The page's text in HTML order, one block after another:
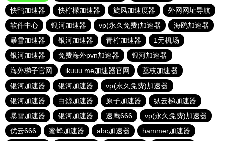
快鸭加速器
快柠檬加速器 旋风加速度器
外网网址导航
软件中心
银河加速器 vp(永久免费)加速器
海鸥加速器
暴雪加速器
银河加速器 青柠加速器
1元机场
银河加速器
免费海外pvn加速器
银河加速器
海外梯子官网
ikuuu.me加速器官网
荔枝加速器
银河加速器
银河加速器
vp(永久免费)加速器
银河加速器
白鲸加速器 原子加速器
纵云梯加速器
暴雪加速器
银河加速器 速鹰666
vp(永久免费)加速器
优云666
蜜蜂加速器 abc加速器 hammer加速器